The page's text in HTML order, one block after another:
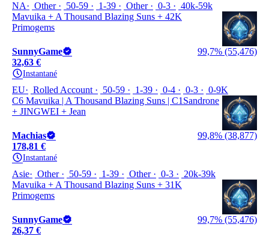
NA Other 50-59 1-39 Other 0-3
40k-59k
Mavuika + A Thousand Blazing Suns + 42K
Primogems
SunnyGame
99,7% (55,476)
32,63 €
Instantané
EU Rolled Account 50-59 1-39 0-4 0-3
0-9K
C6 Mavuika | A Thousand Blazing Suns | C1Sandrone
+ JINGWEI + Jean
Machias
99,8% (38,877)
178,81 €
Instantané
Asie Other 50-59 1-39 Other 0-3
20k-39k
Mavuika + A Thousand Blazing Suns + 31K
Primogems
SunnyGame
99,7% (55,476)
26,37 €